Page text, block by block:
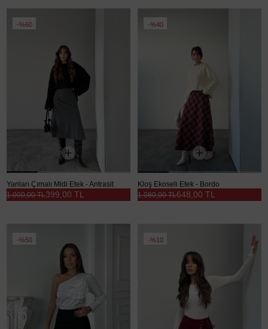
%60
Yanları Çımalı Midi Etek - Antrasit
399,00 TL
1.000,00 TL
%40
Kloş Ekoseli Etek - Bordo
648,00 TL
1.080,00 TL
%50 %10